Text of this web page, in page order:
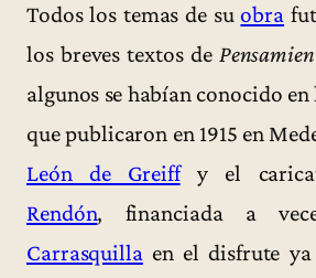
Todos los temas de suobra
los breves textos de
algunos se habían conocido
que publicaron en 1915 en
León de Greiffy el
Rendón, financiada a
Carrasquillaen el disfrute ya